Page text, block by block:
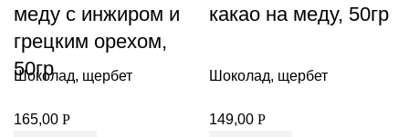
меду с инжиром и
грецким орехом,
50гр
Шоколад, щербет
165,00 Р
какао на меду, 50гр
Шоколад, щербет
149,00 Р